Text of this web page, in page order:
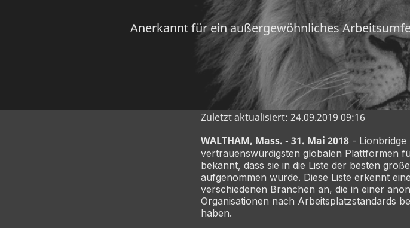
Anerkannt für ein außergewöhnliches
Zuletzt aktualisiert: 24.09.2019 09:16
WALTHAM, Mass. - 31. Mai 2018 - Lionbridge
vertrauenswürdigsten globalen Plattformen
bekannt, dass sie in die Liste der besten
aufgenommen wurde. Diese Liste erkennt
verschiedenen Branchen an, die in einer
Organisationen nach Arbeitsplatzstandards
haben.